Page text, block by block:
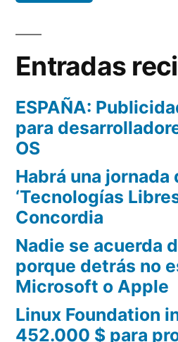
Entradas
ESPAÑA:
para
OS
Habrá una jornada
‘Tecnologías
Concordia
Nadie se acuerda
porque detrás no
Microsoft o Apple
Linux Foundation
452.000 $ para